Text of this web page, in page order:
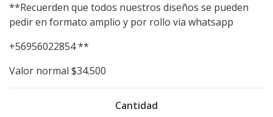
**Recuerden que todos nuestros diseños se pueden
pedir en formato amplio y por rollo via whatsapp
+56956022854 **
Valor normal $34.500
Cantidad